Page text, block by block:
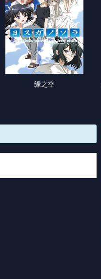
缘之空